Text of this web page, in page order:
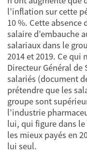
l’inflation sur cette
10 %. Cette
salaire d’embauche
salariaux dans le
2014 et 2019. Ce qui
Directeur Général
salariés (document
prétendre que les
groupe sont
l’industrie
lui, qui figure dans le
les mieux payés en
lui seul.